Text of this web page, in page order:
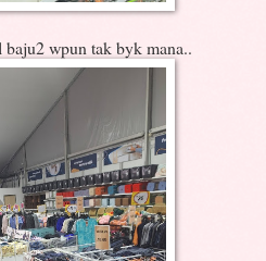
wpun tak byk mana..